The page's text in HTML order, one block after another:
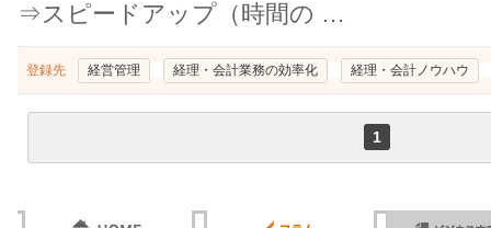
⇒スピードアップ（時間の …
登録先 経営管理 経理・会計業務の効率化 経理・会計ノウハウ
1